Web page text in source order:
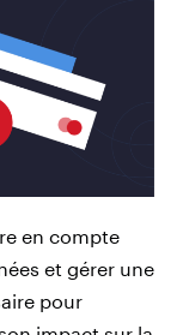
en compte
et gérer une
pour